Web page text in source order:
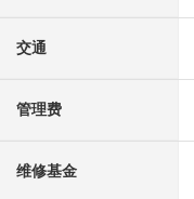
交通
管理费
维修基金